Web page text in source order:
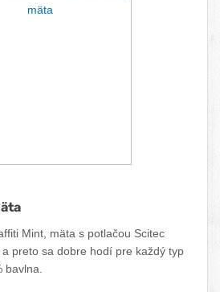
Mint, mäta s potlačou Scitec
preto sa dobre hodí pre každý typ
bavlna.